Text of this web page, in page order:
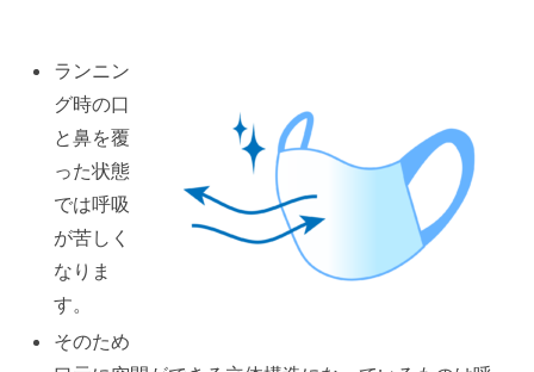
ランニン
グ時の口
と鼻を覆
った状態
では呼吸
が苦しく
なりま
す。
そのため